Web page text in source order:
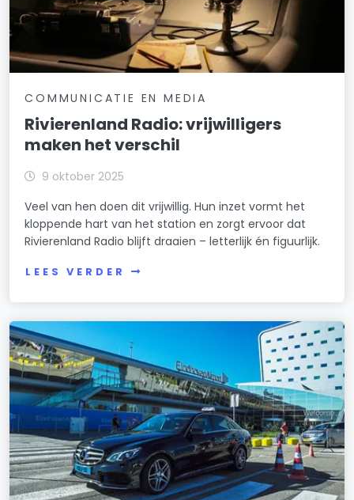
COMMUNICATIE EN MEDIA
Rivierenland Radio: vrijwilligers
maken het verschil
9 oktober 2025
Veel van hen doen dit vrijwillig. Hun inzet vormt het
kloppende hart van het station en zorgt ervoor dat
Rivierenland Radio blijft draaien – letterlijk én figuurlijk.
LEES VERDER